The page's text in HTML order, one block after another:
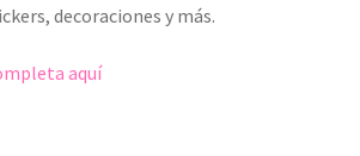
decoraciones y más.
aquí